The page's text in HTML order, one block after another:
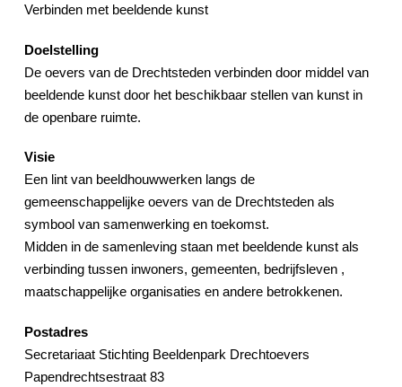
Verbinden met beeldende kunst
Doelstelling
De oevers van de Drechtsteden verbinden door middel van
beeldende kunst door het beschikbaar stellen van kunst in
de openbare ruimte.
Visie
Een lint van beeldhouwwerken langs de
gemeenschappelijke oevers van de Drechtsteden als
symbool van samenwerking en toekomst.
Midden in de samenleving staan met beeldende kunst als
verbinding tussen inwoners, gemeenten, bedrijfsleven ,
maatschappelijke organisaties en andere betrokkenen.
Postadres
Secretariaat Stichting Beeldenpark Drechtoevers
Papendrechtsestraat 83